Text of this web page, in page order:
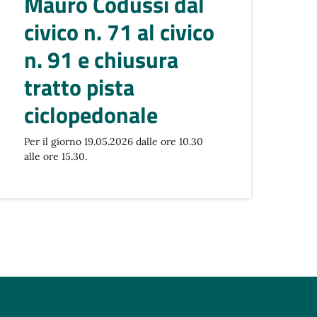
civico n. 71 al civico
n. 91 e chiusura
tratto pista
ciclopedonale
Per il giorno 19.05.2026 dalle ore 10.30
alle ore 15.30.